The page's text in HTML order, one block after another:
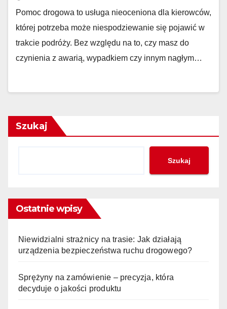
Pomoc drogowa to usługa nieoceniona dla kierowców,
której potrzeba może niespodziewanie się pojawić w
trakcie podróży. Bez względu na to, czy masz do
czynienia z awarią, wypadkiem czy innym nagłym…
Szukaj
Szukaj
Ostatnie wpisy
Niewidzialni strażnicy na trasie: Jak działają
urządzenia bezpieczeństwa ruchu drogowego?
Sprężyny na zamówienie – precyzja, która
decyduje o jakości produktu